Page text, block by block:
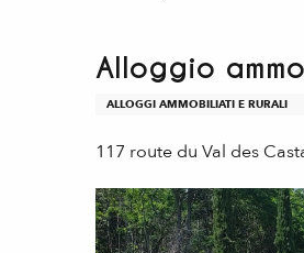
Alloggio
ALLOGGI AMMOBILIATI E RURALI
117 route du Val des